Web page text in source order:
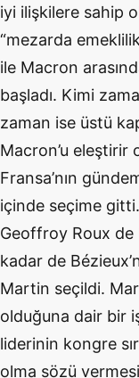
iyi ilişkilere sahip
“mezarda
ile Macron
başladı. Kimi
zaman ise üstü
Macron’u eleştirir
Fransa’nın
içinde seçime
Geoffroy Roux de
kadar de
Martin seçildi.
olduğuna dair bir
liderinin kongre
olma sözü